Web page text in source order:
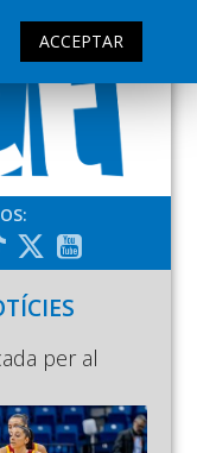
per al
ACCEPTAR